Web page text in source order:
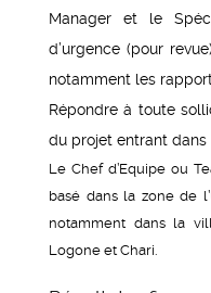
Manager et le
d’urgence (pour
notamment les
Répondre à toute
du projet entrant
Le Chef d’Equipe ou
basé dans la zone de
notamment dans la
Logone et Chari.